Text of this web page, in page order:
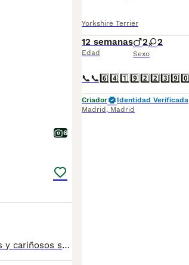
6
Preciosos cachorros de yorshire terrier muy bonitos y cariñosos se entregan con un mínimo de 2 vacunas y 3 desparasitaciones y el chip que lo da de alta mi veterinario y garantías por escrito de 10 días de enfermedades víricas y 6 meses de congénitas, desde 800 euros a 1000 euros
Yorkshire Terrier
12 semanas
Edad
2 2
Sexo
Criador
Identidad Verificada
Madrid , Madrid